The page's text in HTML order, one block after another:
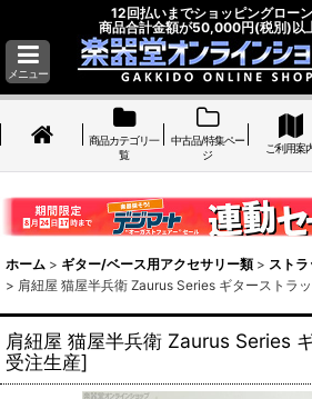
12回払いまでショッピングロー
商品合計金額が50,000円(税別)以
メニュー
商品カテゴリ一
覧
中古品/特集ペー
ジ
ご利用案
ホーム > ギター/ベース用アクセサリー類 > ストラ
> 肩紐屋 猫屋半兵衛 Zaurus Series ギターストラ
肩紐屋 猫屋半兵衛 Zaurus Series
受注生産]